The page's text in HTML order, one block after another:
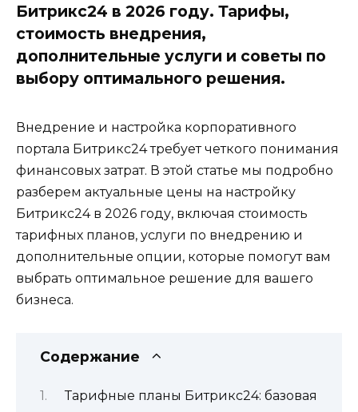
Битрикс24 в 2026 году. Тарифы,
стоимость внедрения,
дополнительные услуги и советы по
выбору оптимального решения.
Внедрение и настройка корпоративного
портала Битрикс24 требует четкого понимания
финансовых затрат. В этой статье мы подробно
разберем актуальные цены на настройку
Битрикс24 в 2026 году, включая стоимость
тарифных планов, услуги по внедрению и
дополнительные опции, которые помогут вам
выбрать оптимальное решение для вашего
бизнеса.
Содержание
Тарифные планы Битрикс24: базовая